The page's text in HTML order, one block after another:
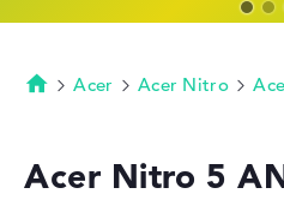
Technik &
Startseite
Acer Acer Nitro
Acer Nitro 5